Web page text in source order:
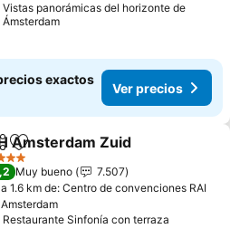
Vistas panorámicas del horizonte de
Ámsterdam
exactos
Ver precios
Agregar a favoritos
Amsterdam Zuid
Muy bueno
7.507
a 1.6 km de: Centro de convenciones RAI
Amsterdam
Restaurante Sinfonía con terraza